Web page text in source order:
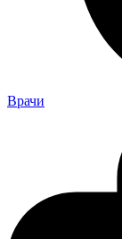
Врачи